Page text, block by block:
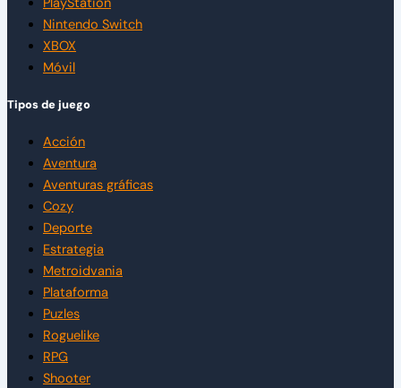
Nintendo Switch
XBOX
Móvil
Tipos de juego
Acción
Aventura
Aventuras gráficas
Cozy
Deporte
Estrategia
Metroidvania
Plataforma
Puzles
Roguelike
RPG
Shooter